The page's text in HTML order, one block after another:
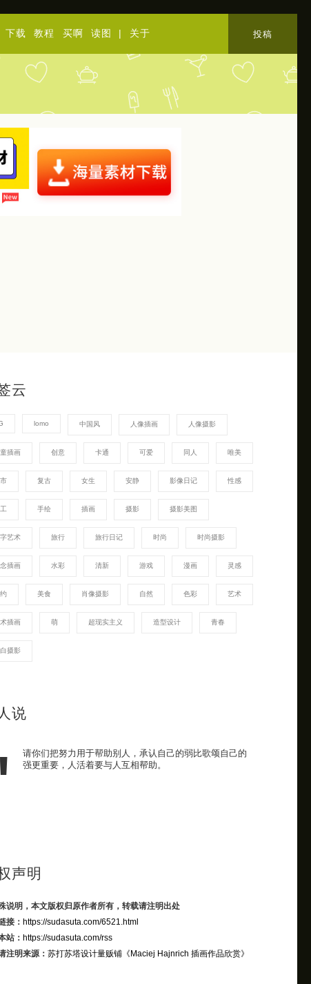
下载 教程 买啊 读图 | 关于 投稿
云
lomo 中国风 人像插画 人像摄影
童插画 创意 卡通 可爱 同人 唯美
复古 女生 安静 影像日记 性感
手绘 插画 摄影 摄影美图
艺术 旅行 旅行日记 时尚 时尚摄影
插画 水彩 清新 游戏 漫画 灵感
美食 肖像摄影 自然 色彩 艺术
插画 萌 超现实主义 造型设计 青春
摄影
说
请你们把努力用于帮助别人，承认自己的弱比歌颂自己的
强更重要，人活着要与人互相帮助。
声明
说明，本文版权归原作者所有，转载请注明出处
接： https://sudasuta.com/6521.html
站： https://sudasuta.com/rss
注明来源： 苏打苏塔设计量贩铺《Maciej Hajnrich 插画作品欣赏》